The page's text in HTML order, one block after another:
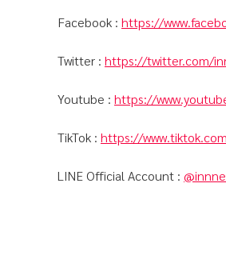
Facebook : https://
Twitter : https://twitter.com/
Youtube : https://
TikTok : https://
LINE Official Account :